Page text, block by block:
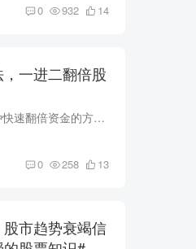
0 932 14
一进二翻倍股
股市中，散户们都渴望找到一种快速翻倍资金的方法。而在众多策略中，一进二翻倍模式无疑是一种高概率、高盈利比的选择。相较于其他打板方式，一进二具有更高的确定性，盈亏比也更为可观。无论是...
0 258 13
市趋势衰竭信